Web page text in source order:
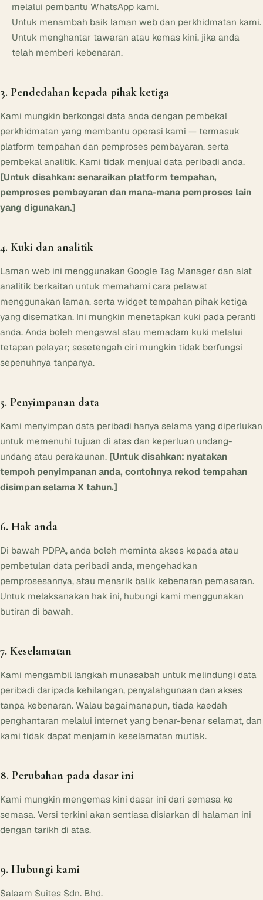
melalui pembantu WhatsApp kami.
Untuk menambah baik laman web dan perkhidmatan kami.
Untuk menghantar tawaran atau kemas kini, jika anda
telah memberi kebenaran.
3. Pendedahan kepada pihak ketiga
Kami mungkin berkongsi data anda dengan pembekal
perkhidmatan yang membantu operasi kami — termasuk
platform tempahan dan pemproses pembayaran, serta
pembekal analitik. Kami tidak menjual data peribadi anda.
[Untuk disahkan: senaraikan platform tempahan,
pemproses pembayaran dan mana-mana pemproses lain
yang digunakan.]
4. Kuki dan analitik
Laman web ini menggunakan Google Tag Manager dan alat
analitik berkaitan untuk memahami cara pelawat
menggunakan laman, serta widget tempahan pihak ketiga
yang disematkan. Ini mungkin menetapkan kuki pada peranti
anda. Anda boleh mengawal atau memadam kuki melalui
tetapan pelayar; sesetengah ciri mungkin tidak berfungsi
sepenuhnya tanpanya.
5. Penyimpanan data
Kami menyimpan data peribadi hanya selama yang diperlukan
untuk memenuhi tujuan di atas dan keperluan undang-
undang atau perakaunan. [Untuk disahkan: nyatakan
tempoh penyimpanan anda, contohnya rekod tempahan
disimpan selama X tahun.]
6. Hak anda
Di bawah PDPA, anda boleh meminta akses kepada atau
pembetulan data peribadi anda, mengehadkan
pemprosesannya, atau menarik balik kebenaran pemasaran.
Untuk melaksanakan hak ini, hubungi kami menggunakan
butiran di bawah.
7. Keselamatan
Kami mengambil langkah munasabah untuk melindungi data
peribadi daripada kehilangan, penyalahgunaan dan akses
tanpa kebenaran. Walau bagaimanapun, tiada kaedah
penghantaran melalui internet yang benar-benar selamat, dan
kami tidak dapat menjamin keselamatan mutlak.
8. Perubahan pada dasar ini
Kami mungkin mengemas kini dasar ini dari semasa ke
semasa. Versi terkini akan sentiasa disiarkan di halaman ini
dengan tarikh di atas.
9. Hubungi kami
Salaam Suites Sdn. Bhd.